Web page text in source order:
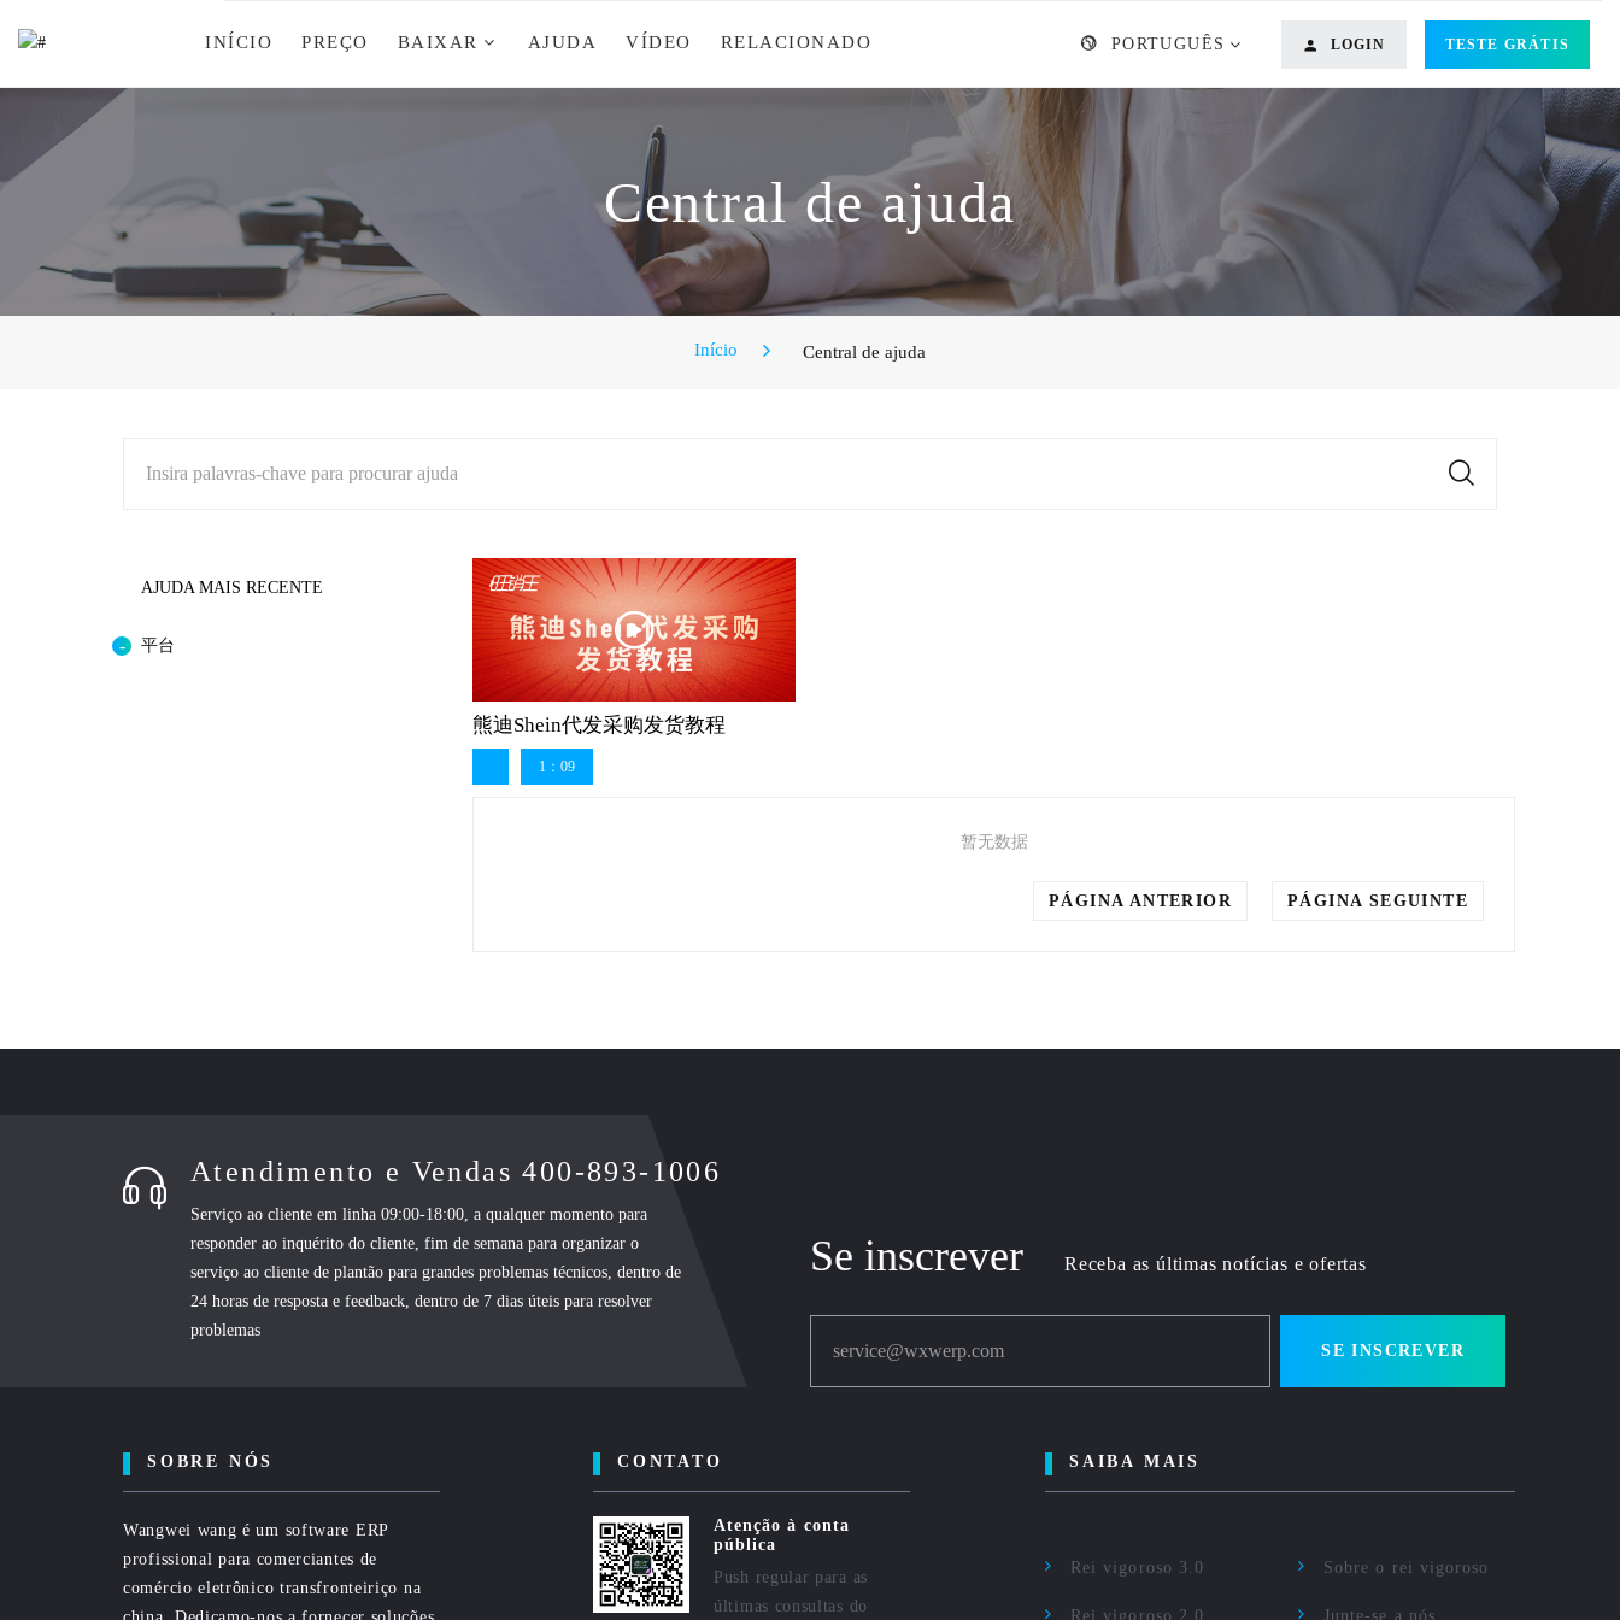
PORTUGUÊS LOGIN TESTE GRÁTIS
INÍCIO PREÇO BAIXAR AJUDA VÍDEO RELACIONADO
Central de ajuda
Início Central de ajuda
Insira palavras-chave para procurar ajuda
AJUDA MAIS RECENTE
平台
熊迪Shein代发采购发货教程
1：09
暂无数据
PÁGINA ANTERIOR PÁGINA SEGUINTE
Atendimento e Vendas 400-893-1006
Serviço ao cliente em linha 09:00-18:00, a qualquer momento para
responder ao inquérito do cliente, fim de semana para organizar o
serviço ao cliente de plantão para grandes problemas técnicos, dentro de
24 horas de resposta e feedback, dentro de 7 dias úteis para resolver
problemas
Se inscrever Receba as últimas notícias e ofertas
service@wxwerp.com SE INSCREVER
SOBRE NÓS
Wangwei wang é um software ERP
profissional para comerciantes de
comércio eletrônico transfronteiriço na
CONTATO
Atenção à conta
pública
Push regular para as
últimas consultas do
SAIBA MAIS
Rei vigoroso 3.0
Rei vigoroso 2.0
Sobre o rei vigoroso
Junte-se a nós